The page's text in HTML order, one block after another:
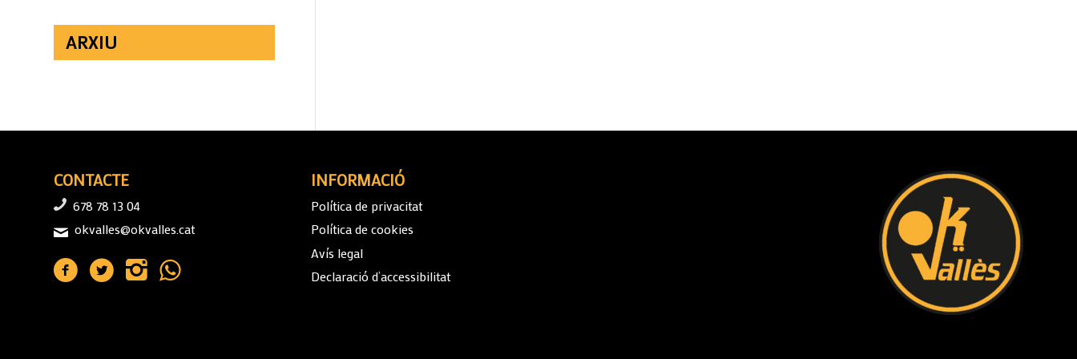
ARXIU
CONTACTE
678 78 13 04
okvalles@okvalles.cat
INFORMACIÓ
Política de privacitat
Política de cookies
Avís legal
Declaració d’accessibilitat